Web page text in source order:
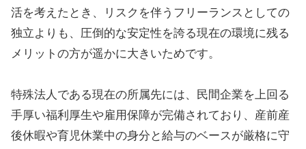
活を考えたとき、リスクを伴うフリーランスとしての
独立よりも、圧倒的な安定性を誇る現在の環境に残る
メリットの方が遥かに大きいためです。
特殊法人である現在の所属先には、民間企業を上回る
手厚い福利厚生や雇用保障が完備されており、産前産
後休暇や育児休業中の身分と給与のベースが厳格に守